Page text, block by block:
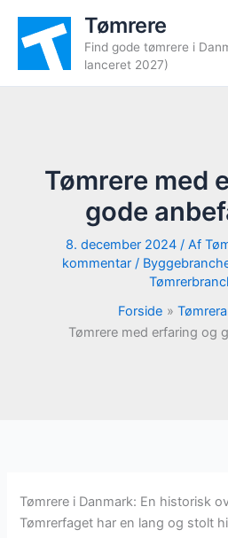
indholdet
Tømrere
Find gode tømrere i
lanceret 2027)
Tømrere med
gode
8. december 2024 / Af
kommentar /
Forside
Tømrere med erfaring og
Tømrere i Danmark: En historisk
Tømrerfaget har en lang og stolt